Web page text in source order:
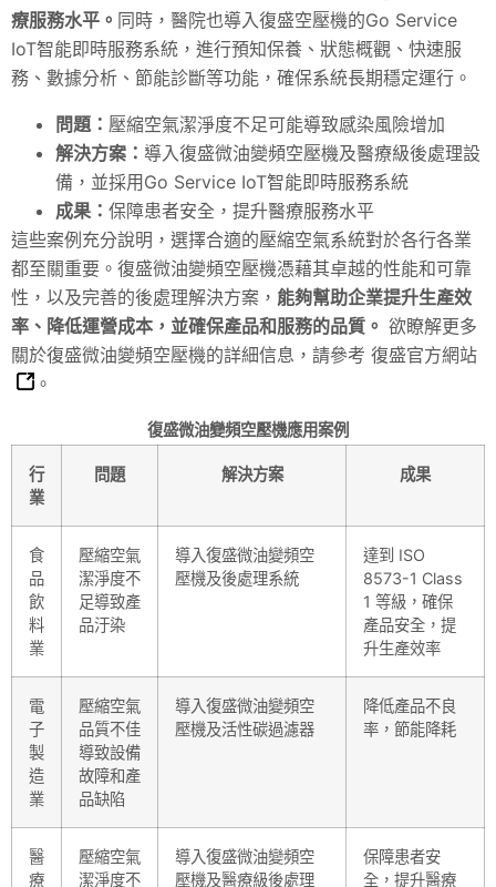
療服務水平。 同時，醫院也導入復盛空壓機的Go Service
IoT智能即時服務系統，進行預知保養、狀態概觀、快速服
務、數據分析、節能診斷等功能，確保系統長期穩定運行。
問題： 壓縮空氣潔淨度不足可能導致感染風險增加
解決方案： 導入復盛微油變頻空壓機及醫療級後處理設
備，並採用Go Service IoT智能即時服務系統
成果： 保障患者安全，提升醫療服務水平
這些案例充分說明，選擇合適的壓縮空氣系統對於各行各業
都至關重要。復盛微油變頻空壓機憑藉其卓越的性能和可靠
性，以及完善的後處理解決方案， 能夠幫助企業提升生產效
率、降低運營成本，並確保產品和服務的品質。 欲瞭解更多
關於復盛微油變頻空壓機的詳細信息，請參考 復盛官方網站
。
復盛微油變頻空壓機應用案例
行
業
問題 解決方案 成果
食
品
飲
料
業
壓縮空氣
潔淨度不
足導致產
品汙染
導入復盛微油變頻空
壓機及後處理系統
達到 ISO
8573-1 Class
1 等級，確保
產品安全，提
升生產效率
電
子
製
造
業
壓縮空氣
品質不佳
導致設備
故障和產
品缺陷
導入復盛微油變頻空
壓機及活性碳過濾器
降低產品不良
率，節能降耗
醫
療
壓縮空氣
潔淨度不
導入復盛微油變頻空
壓機及醫療級後處理
保障患者安
全，提升醫療